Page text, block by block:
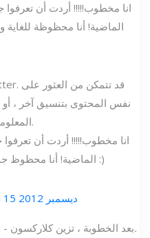
الماضية! أنا محظوظة
نفس المحتوى بتنسيق آخر ،
المعلومات ، على موقع الويب الخاص بهم.
انا مخطوب!!!!! أردت أن تعرفوا
الماضية! أنا محظوظ جدًا وأنا مع أعظم رجل على الإطلاق :)
15 ديسمبر 2012
بعد الخطوبة ، تزين كلاركسون -مجلة الناس.